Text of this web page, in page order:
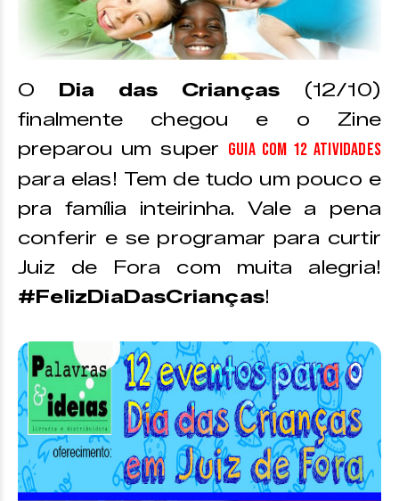
O Dia das Crianças (12/10)
finalmente chegou e o Zine
preparou um super GUIA com 12 atividades
para elas! Tem de tudo um pouco e
pra família inteirinha. Vale a pena
conferir e se programar para curtir
Juiz de Fora com muita alegria!
#FelizDiaDasCrianças!